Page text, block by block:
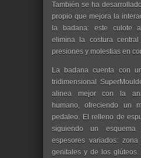
También se ha
propio que mejora la
la badana: este culote
elimina la costura
presiones y molestias en
La badana cuenta con
tridimensional
alinea mejor con la
humano, ofreciendo un
pedaleo. El relleno de
siguiendo un
espesores variados:
genitales y de los